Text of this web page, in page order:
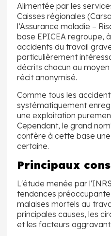
Alimentée par les
Caisses régionales
l’Assurance maladie –
base EPICEA regroupe,
accidents du travail
particulièrement
décrits chacun au moyen
récit anonymisé.
Comme tous les
systématiquement
une exploitation
Cependant, le grand
confère à cette base
certaine.
Principaux
L'étude menée par
tendances
malaises mortels au
principales causes, les
et les facteurs